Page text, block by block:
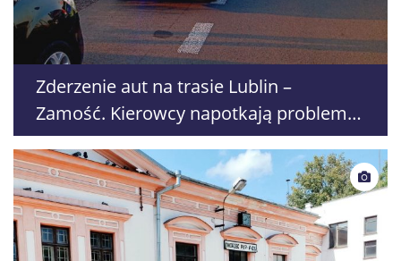
Zderzenie aut na trasie Lublin –
Zamość. Kierowcy napotkają problemy
z przejazdem